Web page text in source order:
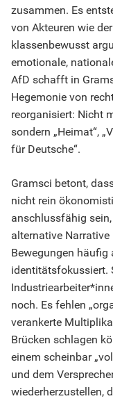
zusammen. Es
von Akteuren wie
klassenbewusst
emotionale,
AfD schafft in
Hegemonie von
reorganisiert: Nicht
sondern „Heimat“,
für Deutsche“.
Gramsci betont,
nicht rein
anschlussfähig
alternative
Bewegungen häufig
identitätsfokussiert.
noch. Es fehlen
verankerte
Brücken schlagen
einem scheinbar
und dem
wiederherzustellen,